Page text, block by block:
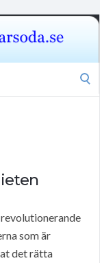
som är
det rätta